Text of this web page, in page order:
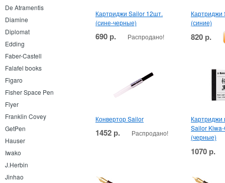
De Atramentis
Diamine
Diplomat
Edding
Faber-Castell
Falafel books
Figaro
Fisher Space Pen
Flyer
Franklin Covey
GetPen
Hauser
Iwako
J.Herbin
Jinhao
Картриджи Sailor 12шт.
(сине-черные)
690 р. Распродано!
Картриджи
(синие)
820 р.
Конвертор Sailor
1452 р. Распродано!
Картриджи
Sailor
(черные)
1070 р.